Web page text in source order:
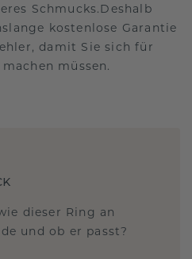
Schmucks.Deshalb
kostenlose Garantie
damit Sie sich für
müssen.
dieser Ring an
und ob er passt?